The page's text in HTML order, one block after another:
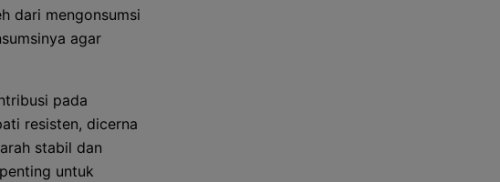
dari mengonsumsi
agar
pada
resisten, dicerna
stabil dan
untuk